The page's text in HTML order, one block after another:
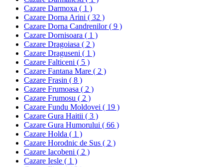
Cazare Darmoxa ( 1 )
Cazare Dorna Arini ( 32 )
Cazare Dorna Candrenilor ( 9 )
Cazare Dornisoara ( 1 )
Cazare Dragoiasa ( 2 )
Cazare Draguseni ( 1 )
Cazare Falticeni ( 5 )
Cazare Fantana Mare ( 2 )
Cazare Frasin ( 8 )
Cazare Frumoasa ( 2 )
Cazare Frumosu ( 2 )
Cazare Fundu Moldovei ( 19 )
Cazare Gura Haitii ( 3 )
Cazare Gura Humorului ( 66 )
Cazare Holda ( 1 )
Cazare Horodnic de Sus ( 2 )
Cazare Iacobeni ( 2 )
Cazare Iesle ( 1 )